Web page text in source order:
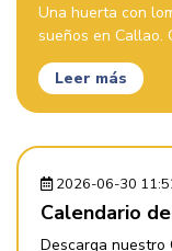
Una huerta con
sueños en Callao.
Leer más
2026-06-30
Calendario
Descarga nuestro